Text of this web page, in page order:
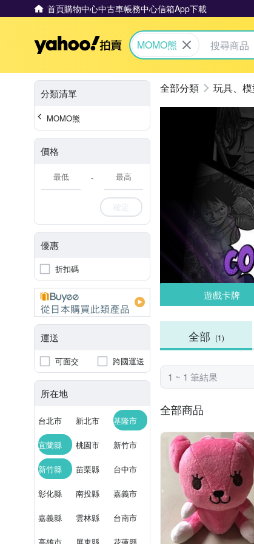
首頁購物中心中古車帳務中心信箱App下載
Yahoo拍賣
MOMO熊
分類清單
MOMO熊
價格
-
確定
優惠
折扣碼
運送
可面交 跨國運送
所在地
台北市 新北市 基隆市
宜蘭縣 桃園市 新竹市
新竹縣 苗栗縣 台中市
彰化縣 南投縣 嘉義市
嘉義縣 雲林縣 台南市
玩具、
遊戲卡牌
全部 (1)
1 ~ 1 筆結果
全部商品